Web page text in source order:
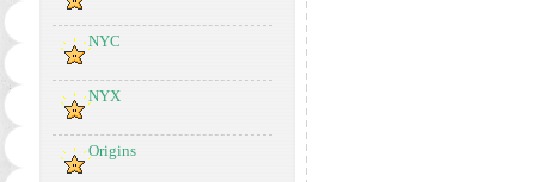
NYC
NYX
Origins